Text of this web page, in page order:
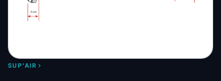
SUP'AIR